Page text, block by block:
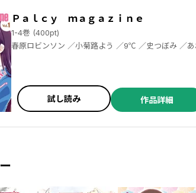
Ｐａｌｃｙ ｍａｇａｚｉｎｅ
1-4巻 (400pt)
春原ロビンソン ／小菊路よう ／9℃ ／史つぼみ ／あおいみつ ／吉田はるゆき ／清水茜 ／松本ひで吉 ／茅なや ／各務浩章 ／高殿円 ／ミナヅキア
試し読み 作品詳細